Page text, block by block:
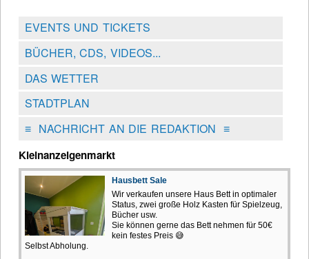
EVENTS UND TICKETS
BÜCHER, CDS, VIDEOS...
DAS WETTER
STADTPLAN
≡NACHRICHT AN DIE REDAKTION ≡
Kleinanzeigenmarkt
Hausbett Sale
Wir verkaufen unsere Haus Bett in optimaler
Status, zwei große Holz Kasten für Spielzeug,
Bücher usw.
Sie können gerne das Bett nehmen für 50€
kein festes Preis 😅
Selbst Abholung.